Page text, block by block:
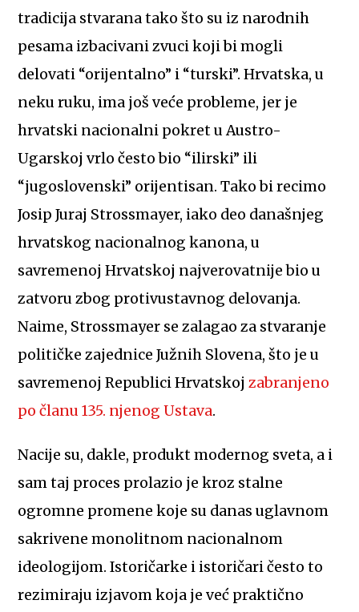
tradicija stvarana tako što su iz narodnih
pesama izbacivani zvuci koji bi mogli
delovati “orijentalno” i “turski”. Hrvatska, u
neku ruku, ima još veće probleme, jer je
hrvatski nacionalni pokret u Austro-
Ugarskoj vrlo često bio “ilirski” ili
“jugoslovenski” orijentisan. Tako bi recimo
Josip Juraj Strossmayer, iako deo današnjeg
hrvatskog nacionalnog kanona, u
savremenoj Hrvatskoj najverovatnije bio u
zatvoru zbog protivustavnog delovanja.
Naime, Strossmayer se zalagao za stvaranje
političke zajednice Južnih Slovena, što je u
savremenoj Republici Hrvatskojzabranjeno
po članu 135. njenog Ustava.
Nacije su, dakle, produkt modernog sveta, a i
sam taj proces prolazio je kroz stalne
ogromne promene koje su danas uglavnom
sakrivene monolitnom nacionalnom
ideologijom. Istoričarke i istoričari često to
rezimiraju izjavom koja je već praktično